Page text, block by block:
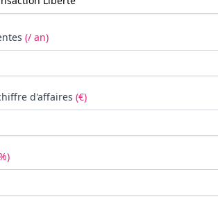
(/ an)
d'affaires (€)